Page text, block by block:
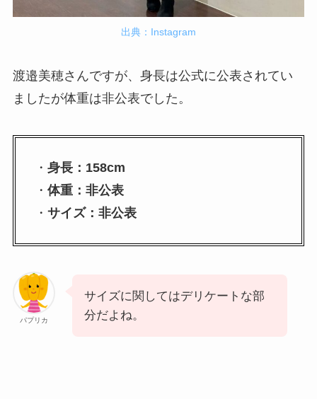
出典：Instagram
渡邉美穂さんですが、身長は公式に公表されてい
ましたが体重は非公表でした。
・ 身長：158cm
・ 体重：非公表
・ サイズ：非公表
パプリカ
サイズに関してはデリケートな部
分だよね。